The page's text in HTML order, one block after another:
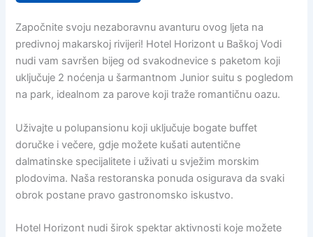
Započnite svoju nezaboravnu avanturu ovog ljeta na
predivnoj makarskoj rivijeri! Hotel Horizont u Baškoj Vodi
nudi vam savršen bijeg od svakodnevice s paketom koji
uključuje 2 noćenja u šarmantnom Junior suitu s pogledom
na park, idealnom za parove koji traže romantičnu oazu.
Uživajte u polupansionu koji uključuje bogate buffet
doručke i večere, gdje možete kušati autentične
dalmatinske specijalitete i uživati u svježim morskim
plodovima. Naša restoranska ponuda osigurava da svaki
obrok postane pravo gastronomsko iskustvo.
Hotel Horizont nudi širok spektar aktivnosti koje možete